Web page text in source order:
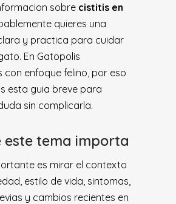
sobre cistitis en
quieres una
y practica para cuidar
En Gatopolis
enfoque felino, por eso
esta guia breve para
sin complicarla.
este tema importa
es mirar el contexto
estilo de vida, sintomas,
y cambios recientes en